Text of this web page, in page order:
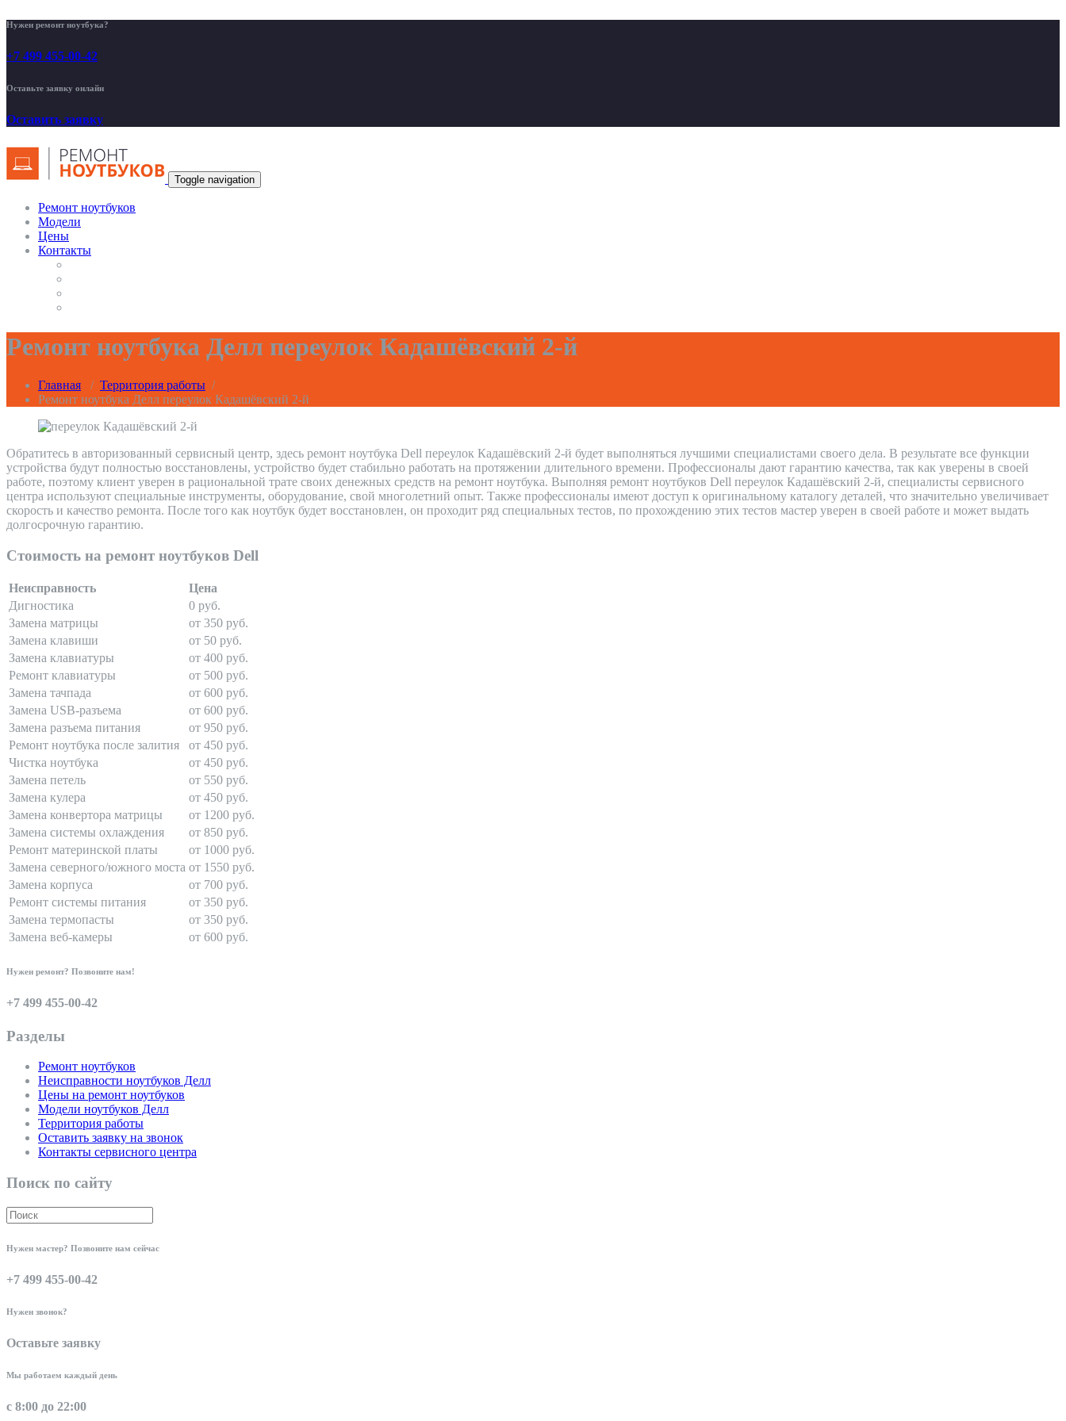
Нужен ремонт ноутбука?
+7 499 455-00-42
Оставьте заявку онлайн
Оставить заявку
Toggle navigation
Ремонт ноутбуков
Модели
Цены
Контакты
Ремонт ноутбука Делл переулок Кадашёвский 2-й
Главная / Территория работы /
Ремонт ноутбука Делл переулок Кадашёвский 2-й
Обратитесь в авторизованный сервисный центр, здесь ремонт ноутбука Dell переулок Кадашёвский 2-й будет выполняться лучшими специалистами своего дела. В результате все функции
устройства будут полностью восстановлены, устройство будет стабильно работать на протяжении длительного времени. Профессионалы дают гарантию качества, так как уверены в своей
работе, поэтому клиент уверен в рациональной трате своих денежных средств на ремонт ноутбука. Выполняя ремонт ноутбуков Dell переулок Кадашёвский 2-й, специалисты сервисного
центра используют специальные инструменты, оборудование, свой многолетний опыт. Также профессионалы имеют доступ к оригинальному каталогу деталей, что значительно увеличивает
скорость и качество ремонта. После того как ноутбук будет восстановлен, он проходит ряд специальных тестов, по прохождению этих тестов мастер уверен в своей работе и может выдать
долгосрочную гарантию.
Стоимость на ремонт ноутбуков Dell
Неисправность
Цена
Дигностика
0 руб.
Замена матрицы
от 350 руб.
Замена клавиши
от 50 руб.
Замена клавиатуры
от 400 руб.
Ремонт клавиатуры
от 500 руб.
Замена тачпада
от 600 руб.
Замена USB-разъема
от 600 руб.
Замена разъема питания
от 950 руб.
Ремонт ноутбука после залития
от 450 руб.
Чистка ноутбука
от 450 руб.
Замена петель
от 550 руб.
Замена кулера
от 450 руб.
Замена конвертора матрицы
от 1200 руб.
Замена системы охлаждения
от 850 руб.
Ремонт материнской платы
от 1000 руб.
Замена северного/южного моста от 1550 руб.
Замена корпуса
от 700 руб.
Ремонт системы питания
от 350 руб.
Замена термопасты
от 350 руб.
Замена веб-камеры
от 600 руб.
Нужен ремонт? Позвоните нам!
+7 499 455-00-42
Разделы
Ремонт ноутбуков
Неисправности ноутбуков Делл
Цены на ремонт ноутбуков
Модели ноутбуков Делл
Территория работы
Оставить заявку на звонок
Контакты сервисного центра
Поиск по сайту
Нужен мастер? Позвоните нам сейчас
+7 499 455-00-42
Нужен звонок?
Оставьте заявку
Мы работаем каждый день
с 8:00 до 22:00